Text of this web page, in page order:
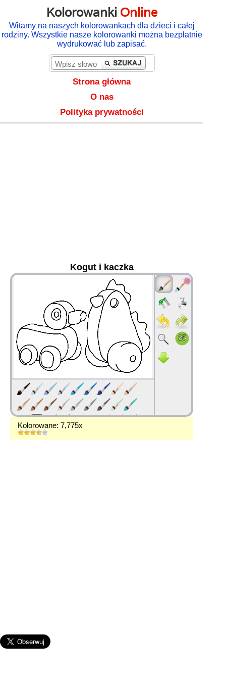
Kolorowanki Online
Witamy na naszych kolorowankach dla dzieci i całej
rodziny. Wszystkie nasze kolorowanki można bezpłatnie
wydrukować lub zapisać.
Strona główna
O nas
Polityka prywatności
Kogut i kaczka
Kolorowane: 7,775x